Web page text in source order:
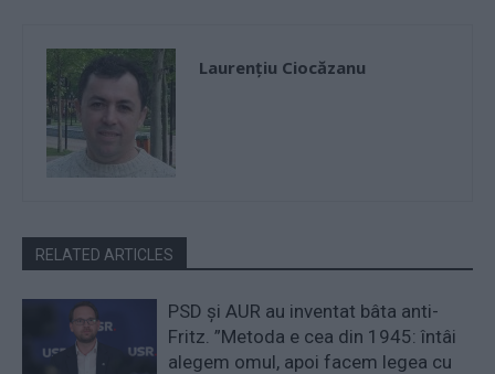
Laurențiu Ciocăzanu
RELATED ARTICLES
PSD și AUR au inventat bâta anti-
Fritz. ”Metoda e cea din 1945: întâi
alegem omul, apoi facem legea cu